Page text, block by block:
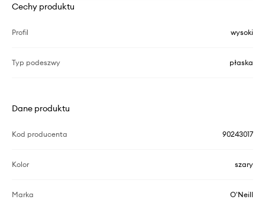
Cechy produktu
Profil wysoki
Typ podeszwy płaska
Dane produktu
Kod producenta 90243017
Kolor szary
Marka O'Neill